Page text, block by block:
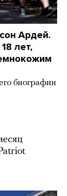
Ардей.
лет,
биографии